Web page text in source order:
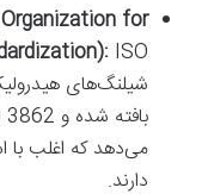
for
دارند.